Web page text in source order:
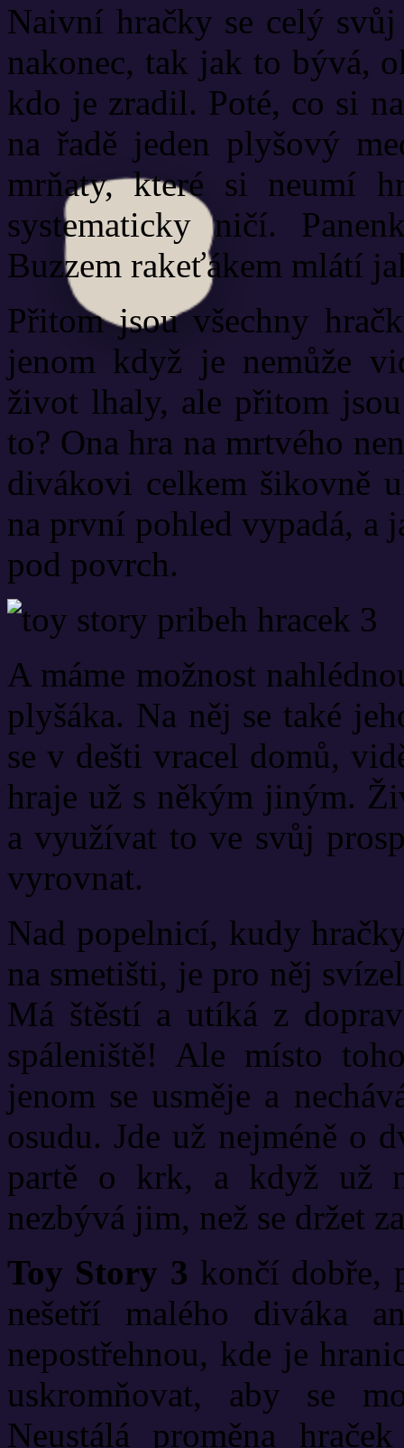
Naivní hračky se celý
nakonec, tak jak to bývá,
kdo je zradil. Poté, co si
na řadě jeden plyšový
mrňaty, které si neumí
systematicky ničí.
Buzzem rakeťákem mlátí
Přitom jsou všechny
jenom když je nemůže
život lhaly, ale přitom
to? Ona hra na mrtvého
divákovi celkem šikovně
na první pohled vypadá, a
pod povrch.
A máme možnost
plyšáka. Na něj se také
se v dešti vracel domů,
hraje už s někým jiným.
a využívat to ve svůj
vyrovnat.
Nad popelnicí, kudy
na smetišti, je pro něj
Má štěstí a utíká z
spáleniště! Ale místo
jenom se usměje a
osudu. Jde už nejméně o
partě o krk, a když už
nezbývá jim, než se držet
Toy Story 3 končí dobře,
nešetří malého diváka
nepostřehnou, kde je
uskromňovat, aby se
Neustálá proměna